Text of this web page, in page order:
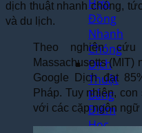
Hợp
Đồng
Nhanh
Chóng
Dịch
Thuật
Bảng
Điểm
Học
dịch thuật nhanh chóng,
và du lịch.
Theo nghiên
Massachusetts (MIT)
Google Dịch đạt
Pháp. Tuy nhiên,
với các cặp ngôn